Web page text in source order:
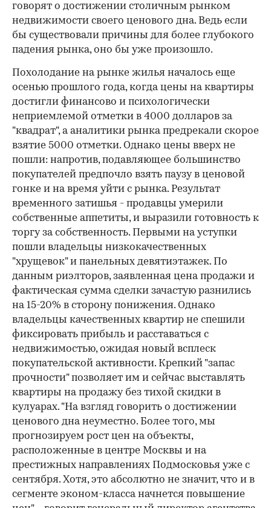
говорят о достижении столичным рынком
недвижимости своего ценового дна. Ведь если
бы существовали причины для более глубокого
падения рынка, оно бы уже произошло.
Похолодание на рынке жилья началось еще
осенью прошлого года, когда цены на квартиры
достигли финансово и психологически
неприемлемой отметки в 4000 долларов за
"квадрат", а аналитики рынка предрекали скорое
взятие 5000 отметки. Однако цены вверх не
пошли: напротив, подавляющее большинство
покупателей предпочло взять паузу в ценовой
гонке и на время уйти с рынка. Результат
временного затишья - продавцы умерили
собственные аппетиты, и выразили готовность к
торгу за собственность. Первыми на уступки
пошли владельцы низкокачественных
"хрущевок" и панельных девятиэтажек. По
данным риэлторов, заявленная цена продажи и
фактическая сумма сделки зачастую разнились
на 15-20% в сторону понижения. Однако
владельцы качественных квартир не спешили
фиксировать прибыль и расставаться с
недвижимостью, ожидая новый всплеск
покупательской активности. Крепкий "запас
прочности" позволяет им и сейчас выставлять
квартиры на продажу без тихой скидки в
кулуарах. "На взгляд говорить о достижении
ценового дна неуместно. Более того, мы
прогнозируем рост цен на объекты,
расположенные в центре Москвы и на
престижных направлениях Подмосковья уже с
сентября. Хотя, это абсолютно не значит, что и в
сегменте эконом-класса начнется повышение